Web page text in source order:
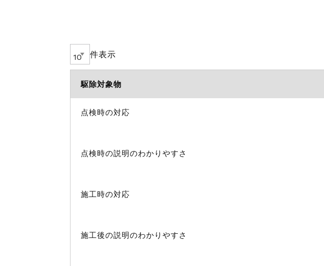
件表示
駆除対象物
点検時の対応
点検時の説明のわかりやすさ
施工時の対応
施工後の説明のわかりやすさ